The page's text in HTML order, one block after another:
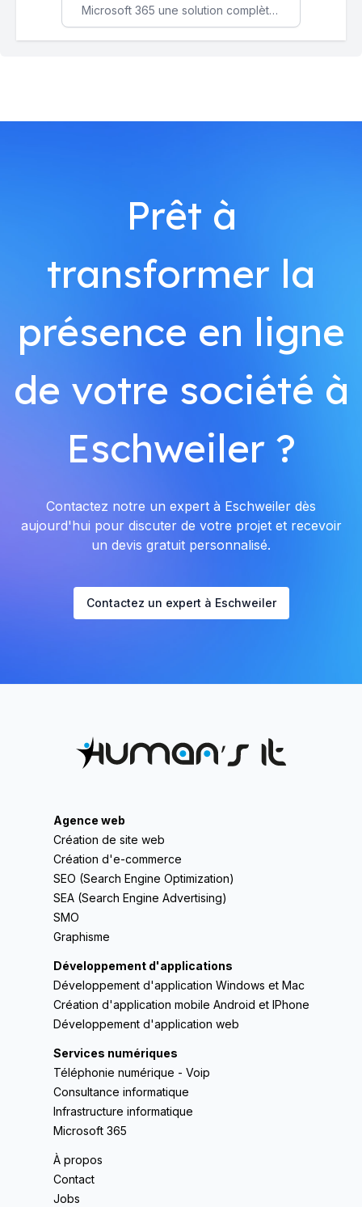
Microsoft 365 une solution complète qui booste votre productivité, renforce la sécurité de vos données et facilite la collaboration.
Prêt à
transformer la
présence en ligne
de votre société à
Eschweiler ?
Contactez notre un expert à Eschweiler dès
aujourd'hui pour discuter de votre projet et recevoir
un devis gratuit personnalisé.
Contactez un expert à Eschweiler
Agence web
Création de site web
Création d'e-commerce
SEO (Search Engine Optimization)
SEA (Search Engine Advertising)
SMO
Graphisme
Développement d'applications
Développement d'application Windows et Mac
Création d'application mobile Android et IPhone
Développement d'application web
Services numériques
Téléphonie numérique - Voip
Consultance informatique
Infrastructure informatique
Microsoft 365
À propos
Contact
Jobs